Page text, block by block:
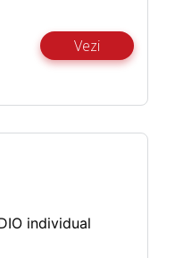
Vezi